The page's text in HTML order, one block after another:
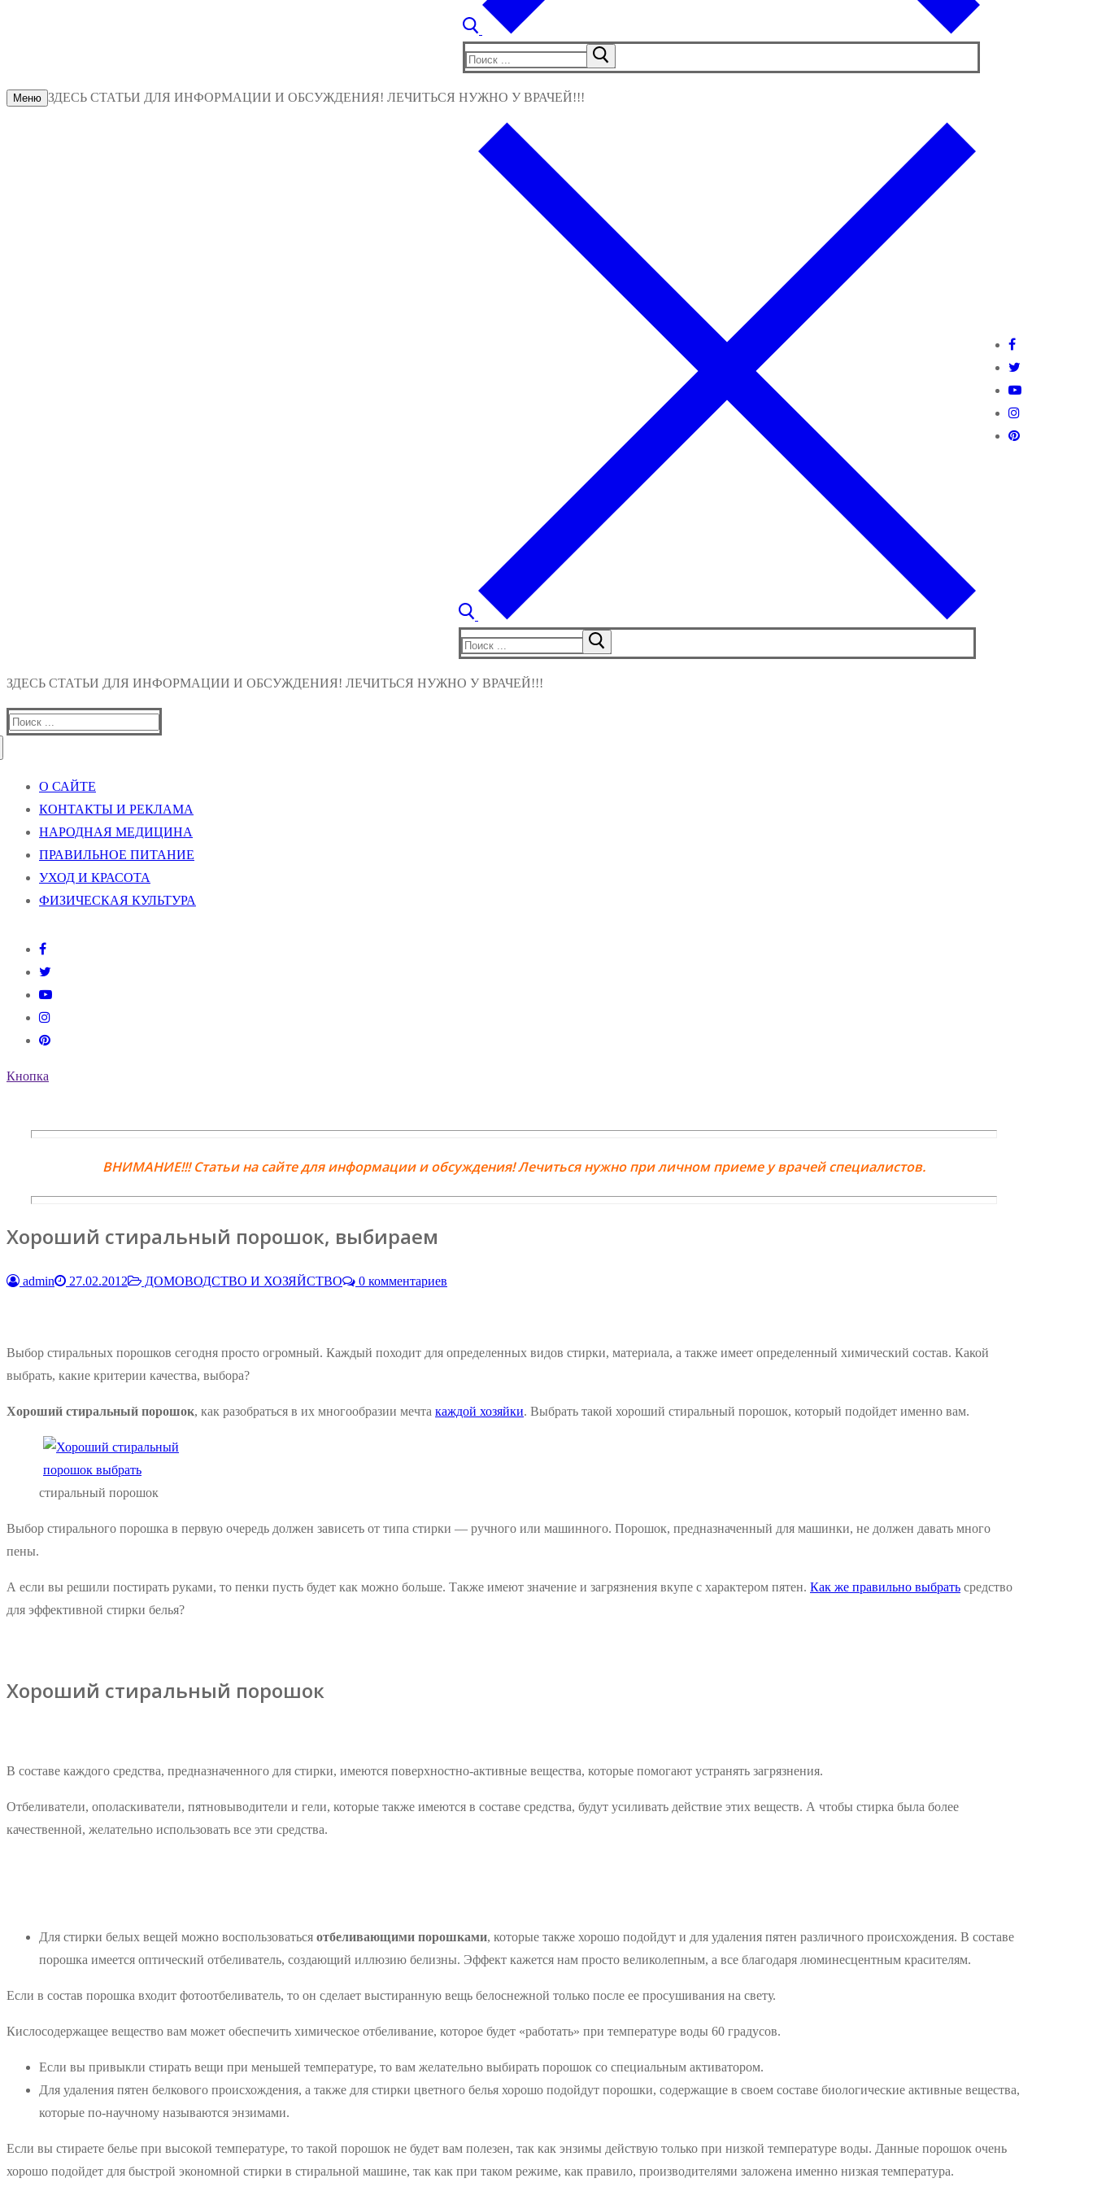
Найти:
Меню ЗДЕСЬ СТАТЬИ ДЛЯ ИНФОРМАЦИИ И ОБСУЖДЕНИЯ! ЛЕЧИТЬСЯ НУЖНО У ВРАЧЕЙ!!!
Найти:
ЗДЕСЬ СТАТЬИ ДЛЯ ИНФОРМАЦИИ И ОБСУЖДЕНИЯ! ЛЕЧИТЬСЯ НУЖНО У ВРАЧЕЙ!!!
Найти:
О САЙТЕ
КОНТАКТЫ И РЕКЛАМА
НАРОДНАЯ МЕДИЦИНА
ПРАВИЛЬНОЕ ПИТАНИЕ
УХОД И КРАСОТА
ФИЗИЧЕСКАЯ КУЛЬТУРА
Кнопка
ВНИМАНИЕ!!! Статьи на сайте для информации и обсуждения! Лечиться нужно при личном приеме у врачей специалистов.
Хороший стиральный порошок, выбираем
admin 27.02.2012 ДОМОВОДСТВО И ХОЗЯЙСТВО 0 комментариев
Выбор стиральных порошков сегодня просто огромный. Каждый походит для определенных видов стирки, материала, а также имеет определенный химический состав. Какой
выбрать, какие критерии качества, выбора?
Хороший стиральный порошок, как разобраться в их многообразии мечта каждой хозяйки. Выбрать такой хороший стиральный порошок, который подойдет именно вам.
стиральный порошок
Выбор стирального порошка в первую очередь должен зависеть от типа стирки — ручного или машинного. Порошок, предназначенный для машинки, не должен давать много
пены.
А если вы решили постирать руками, то пенки пусть будет как можно больше. Также имеют значение и загрязнения вкупе с характером пятен. Как же правильно выбрать средство
для эффективной стирки белья?
Хороший стиральный порошок
В составе каждого средства, предназначенного для стирки, имеются поверхностно-активные вещества, которые помогают устранять загрязнения.
Отбеливатели, ополаскиватели, пятновыводители и гели, которые также имеются в составе средства, будут усиливать действие этих веществ. А чтобы стирка была более
качественной, желательно использовать все эти средства.
Для стирки белых вещей можно воспользоваться отбеливающими порошками, которые также хорошо подойдут и для удаления пятен различного происхождения. В составе
порошка имеется оптический отбеливатель, создающий иллюзию белизны. Эффект кажется нам просто великолепным, а все благодаря люминесцентным красителям.
Если в состав порошка входит фотоотбеливатель, то он сделает выстиранную вещь белоснежной только после ее просушивания на свету.
Кислосодержащее вещество вам может обеспечить химическое отбеливание, которое будет «работать» при температуре воды 60 градусов.
Если вы привыкли стирать вещи при меньшей температуре, то вам желательно выбирать порошок со специальным активатором.
Для удаления пятен белкового происхождения, а также для стирки цветного белья хорошо подойдут порошки, содержащие в своем составе биологические активные вещества,
которые по-научному называются энзимами.
Если вы стираете белье при высокой температуре, то такой порошок не будет вам полезен, так как энзимы действую только при низкой температуре воды. Данные порошок очень
хорошо подойдет для быстрой экономной стирки в стиральной машине, так как при таком режиме, как правило, производителями заложена именно низкая температура.